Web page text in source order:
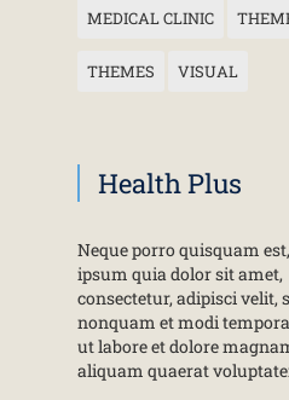
MEDICAL CLINIC
THEMES VISUAL
Health Plus
Neque porro quisquam
ipsum quia dolor sit amet,
consectetur, adipisci velit,
nonquam et modi
ut labore et dolore
aliquam quaerat